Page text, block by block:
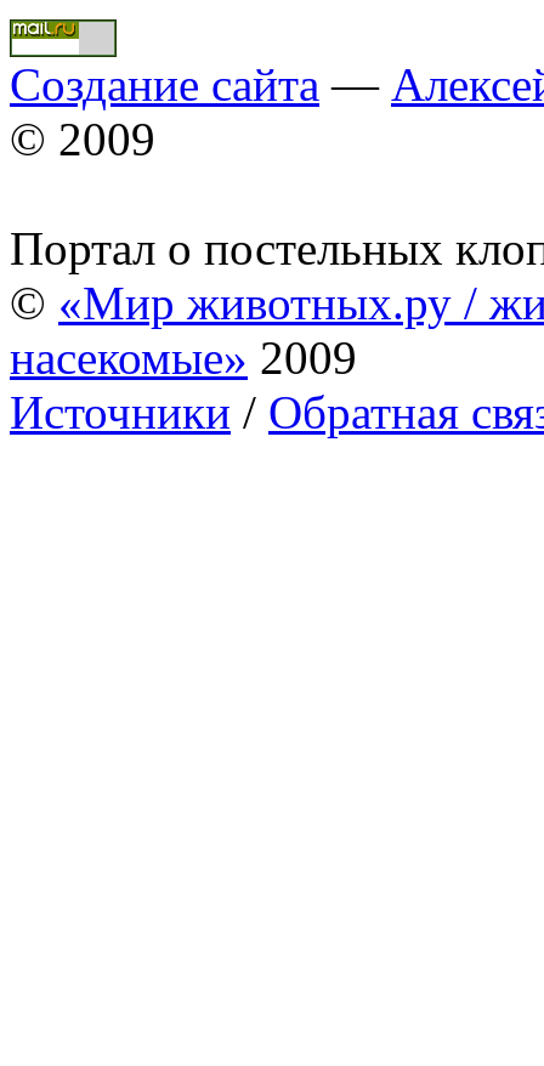
Создание сайта —
© 2009
Портал о постельных
© «Мир животных.ру /
насекомые» 2009
Источники / Обратная